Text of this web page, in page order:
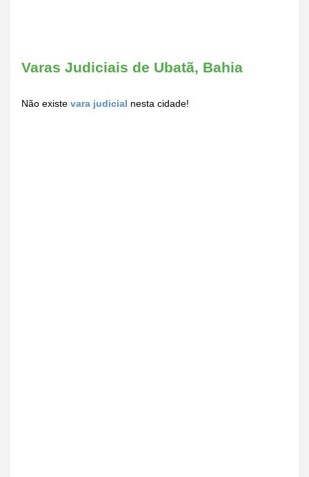
Varas Judiciais de Ubatã, Bahia
Não existe vara judicial nesta cidade!